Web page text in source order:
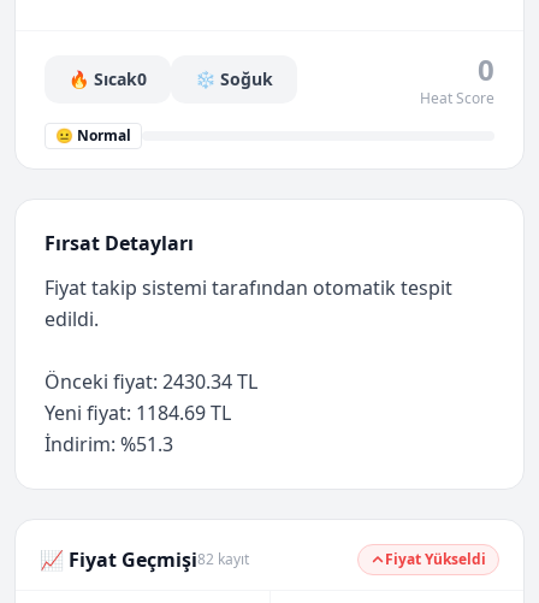
🔥 Sıcak0 ❄️ Soğuk 0
Heat Score
😐 Normal
Fırsat Detayları
Fiyat takip sistemi tarafından otomatik tespit
edildi.
Önceki fiyat: 2430.34 TL
Yeni fiyat: 1184.69 TL
İndirim: %51.3
📈 Fiyat Geçmişi82 kayıt Fiyat Yükseldi